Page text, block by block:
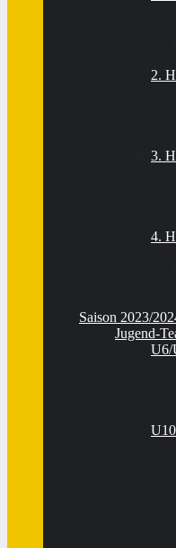
2.
3.
4.
Saison 2023/
Jugend-
U6/
U10